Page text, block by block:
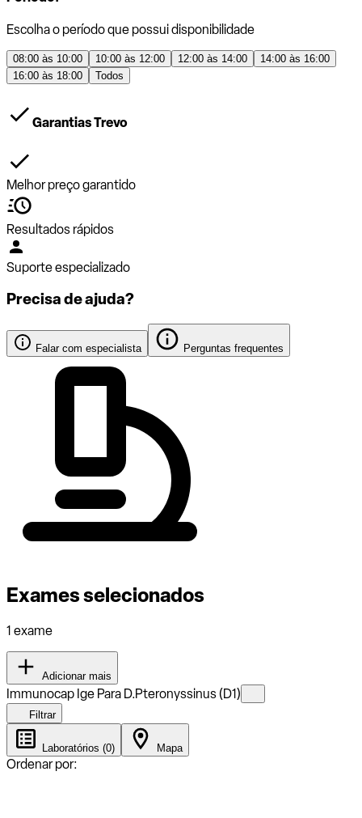
Escolha o período que possui disponibilidade
08:00 às 10:00 10:00 às 12:00 12:00 às 14:00
14:00 às 16:00
16:00 às 18:00
Todos
Garantias Trevo
Melhor preço garantido
Resultados rápidos
Suporte especializado
Precisa de ajuda?
Falar com especialista Perguntas frequentes
Exames selecionados
1 exame
Adicionar mais
Immunocap Ige Para D.Pteronyssinus (D1)
Filtrar
Laboratórios (0) Mapa
Ordenar por: